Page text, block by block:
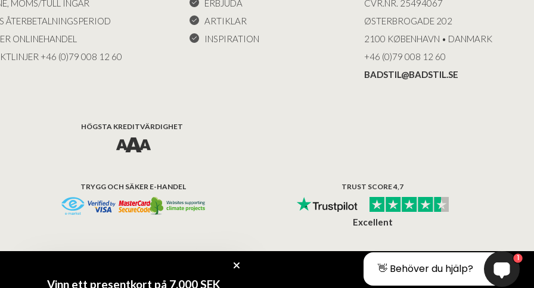
MOMS/TULL INGÅR
ÅTERBETALNINGSPERIOD
ONLINEHANDEL
+46 (0)79 008 12 60
ERBJUDA
ARTIKLAR
INSPIRATION
CVR.NR. 25494067
ØSTERBROGADE 202
2100 KØBENHAVN • DANMARK
+46 (0)79 008 12 60
BADSTIL@BADSTIL.SE
HÖGSTA KREDITVÄRDIGHET
TRYGG OCH SÄKER E-HANDEL TRUST SCORE 4,7
Excellent
👋 Behöver du hjälp?
1
Vinn ett presentkort på 7.000 SEK